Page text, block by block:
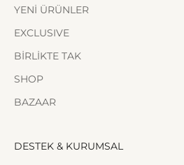
YENİ ÜRÜNLER
EXCLUSIVE
BİRLİKTE TAK
SHOP
BAZAAR
DESTEK & KURUMSAL